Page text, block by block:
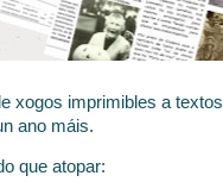
xogos imprimibles a
ano máis.
que atopar: